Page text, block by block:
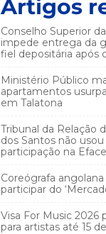
Artigos
Conselho Superior
impede entrega da
fiel depositária após
Ministério Público
apartamentos
em Talatona
Tribunal da Relação
dos Santos não
participação na
Coreógrafa
participar do
Visa For Music 2026
para artistas até 15